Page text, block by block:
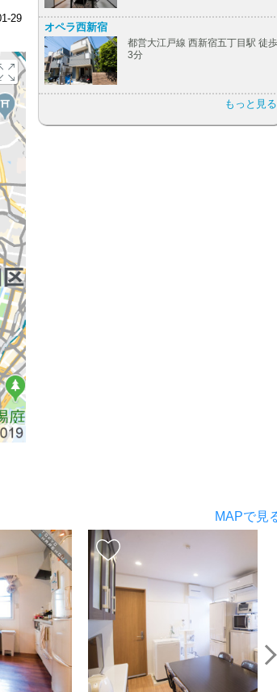
29
オペラ西新宿
都営大江戸線 西新宿五丁目駅 徒歩
3分
もっと見る
MAPで見